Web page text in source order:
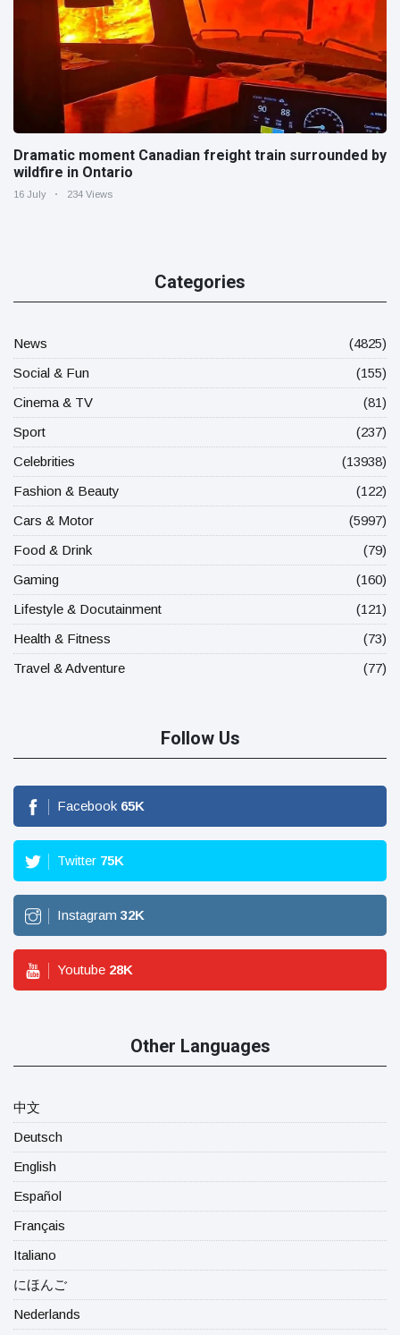
Dramatic moment Canadian freight train surrounded by
wildfire in Ontario
16 July 234 Views
Categories
News
(4825)
Social & Fun
(155)
Cinema & TV
(81)
Sport
(237)
Celebrities
(13938)
Fashion & Beauty
(122)
Cars & Motor
(5997)
Food & Drink
(79)
Gaming
(160)
Lifestyle & Docutainment
(121)
Health & Fitness
(73)
Travel & Adventure
(77)
Follow Us
Facebook 65K
Twitter 75K
Instagram 32K
Youtube 28K
Other Languages
中文
Deutsch
English
Español
Français
Italiano
にほんご
Nederlands